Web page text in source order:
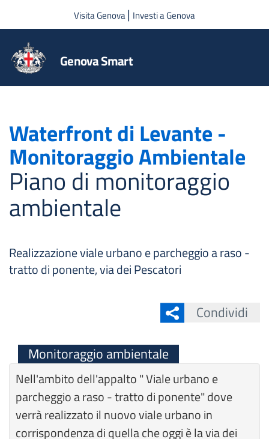
Salta al contenuto principale
Visita Genova| Investi a Genova
Genova Smart
Waterfront di Levante -
Monitoraggio Ambientale
Piano di monitoraggio
ambientale
Realizzazione viale urbano e parcheggio a raso -
tratto di ponente, via dei Pescatori
Condividi
Monitoraggio ambientale
Nell'ambito dell'appalto " Viale urbano e
parcheggio a raso - tratto di ponente" dove
verrà realizzato il nuovo viale urbano in
corrispondenza di quella che oggi è la via dei